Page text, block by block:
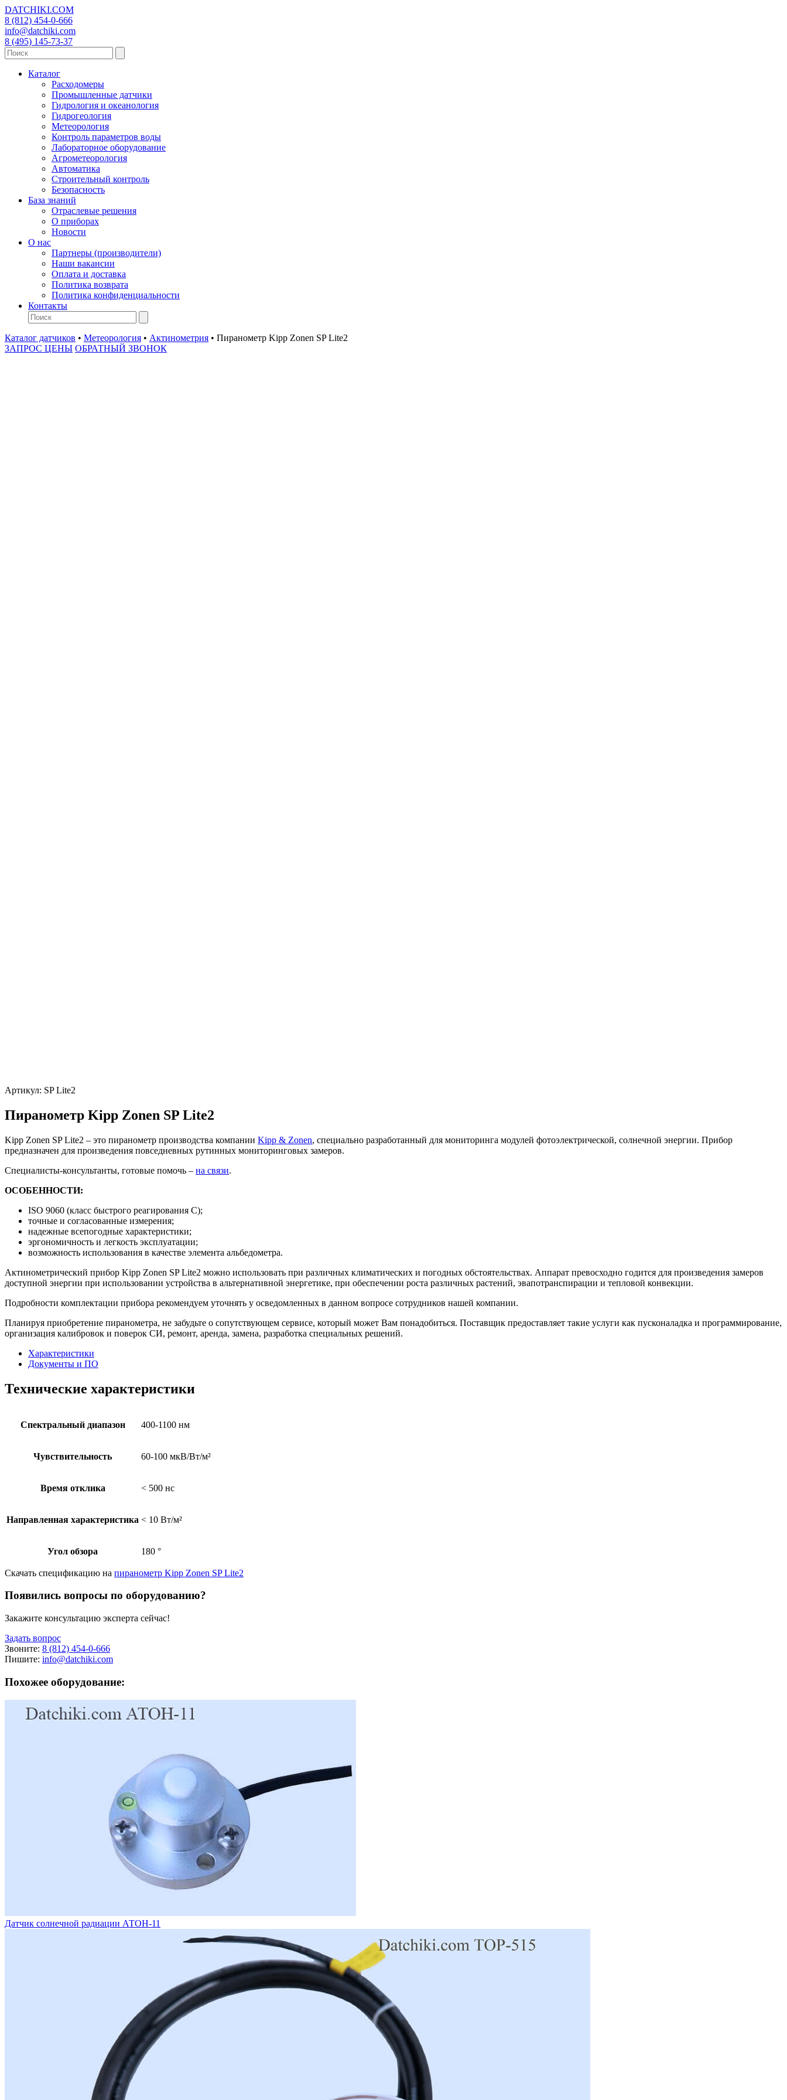
DATCHIKI.COM
8 (812) 454-0-666
info@datchiki.com
8 (495) 145-73-37
Каталог
Расходомеры
Промышленные датчики
Гидрология и океанология
Гидрогеология
Метеорология
Контроль параметров воды
Лабораторное оборудование
Агрометеорология
Автоматика
Строительный контроль
Безопасность
База знаний
Отраслевые решения
О приборах
Новости
О нас
Партнеры (производители)
Наши вакансии
Оплата и доставка
Политика возврата
Политика конфиденциальности
Контакты
Каталог датчиков • Метеорология • Актинометрия • Пиранометр Kipp Zonen SP Lite2
ЗАПРОС ЦЕНЫ ОБРАТНЫЙ ЗВОНОК
Артикул: SP Lite2
Пиранометр Kipp Zonen SP Lite2
Kipp Zonen SP Lite2 – это пиранометр производства компании Kipp & Zonen, специально разработанный для мониторинга модулей фотоэлектрической, солнечной энергии. Прибор
предназначен для произведения повседневных рутинных мониторинговых замеров.
Специалисты-консультанты, готовые помочь – на связи.
ОСОБЕННОСТИ:
ISO 9060 (класс быстрого реагирования C);
точные и согласованные измерения;
надежные всепогодные характеристики;
эргономичность и легкость эксплуатации;
возможность использования в качестве элемента альбедометра.
Актинометрический прибор Kipp Zonen SP Lite2 можно использовать при различных климатических и погодных обстоятельствах. Аппарат превосходно годится для произведения замеров
доступной энергии при использовании устройства в альтернативной энергетике, при обеспечении роста различных растений, эвапотранспирации и тепловой конвекции.
Подробности комплектации прибора рекомендуем уточнять у осведомленных в данном вопросе сотрудников нашей компании.
Планируя приобретение пиранометра, не забудьте о сопутствующем сервисе, который может Вам понадобиться. Поставщик предоставляет такие услуги как пусконаладка и программирование,
организация калибровок и поверок СИ, ремонт, аренда, замена, разработка специальных решений.
Характеристики
Документы и ПО
Технические характеристики
Спектральный диапазон 400-1100 нм
Чувствительность 60-100 мкВ/Вт/м²
Время отклика < 500 нс
Направленная характеристика < 10 Вт/м²
Угол обзора 180 °
Скачать спецификацию на пиранометр Kipp Zonen SP Lite2
Появились вопросы по оборудованию?
Закажите консультацию эксперта сейчас!
Задать вопрос
Звоните: 8 (812) 454-0-666
Пишите: info@datchiki.com
Похожее оборудование:
Датчик солнечной радиации АТОН-11